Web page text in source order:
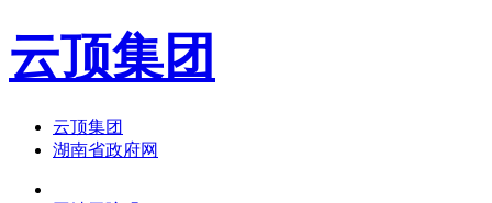
云顶集团
云顶集团
湖南省政府网